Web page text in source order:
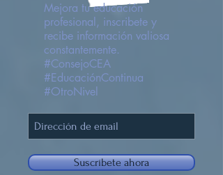
Mejora tu educación
profesional, inscribete y
recibe información valiosa
constantemente.
#ConsejoCEA
#EducaciónContinua
#OtroNivel
Suscríbete ahora